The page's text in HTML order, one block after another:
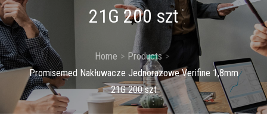
21G 200 szt
Home
Products
Promisemed Nakłuwacze Jednorazowe Verifine 1,8mm
21G 200 szt